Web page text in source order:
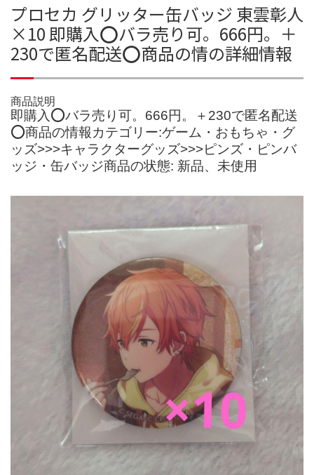
プロセカ グリッター缶バッジ 東雲彰人
×10 即購入⭕バラ売り可。666円。＋
230で匿名配送️⭕️商品の情の詳細情報
商品説明
即購入⭕バラ売り可。666円。＋230で匿名配送️
⭕️商品の情報カテゴリー:ゲーム・おもちゃ・グ
ッズ>>>キャラクターグッズ>>>ピンズ・ピンバ
ッジ・缶バッジ商品の状態: 新品、未使用